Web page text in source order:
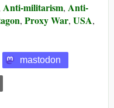
Anti-militarism, Anti-
, Proxy War, USA,
mastodon